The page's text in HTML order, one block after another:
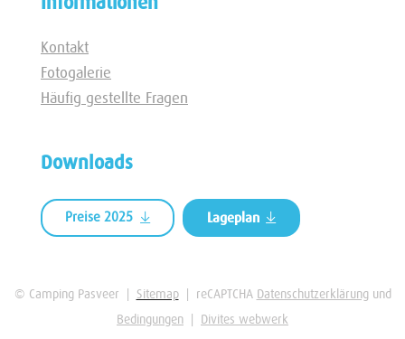
Kontakt
Fotogalerie
Häufig gestellte Fragen
Downloads
Preise 2025 Lageplan
© Camping Pasveer | Sitemap| reCAPTCHA Datenschutzerklärungund
Bedingungen
Divites webwerk